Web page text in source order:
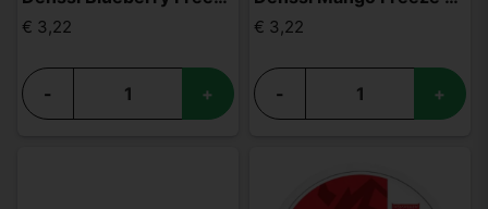
€ 3,22
- +
€ 3,22
- +